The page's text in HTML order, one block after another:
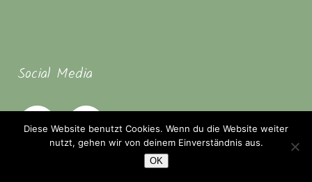
Social Media
Diese Website benutzt Cookies. Wenn du die Website weiter
nutzt, gehen wir von deinem Einverständnis aus.
OK